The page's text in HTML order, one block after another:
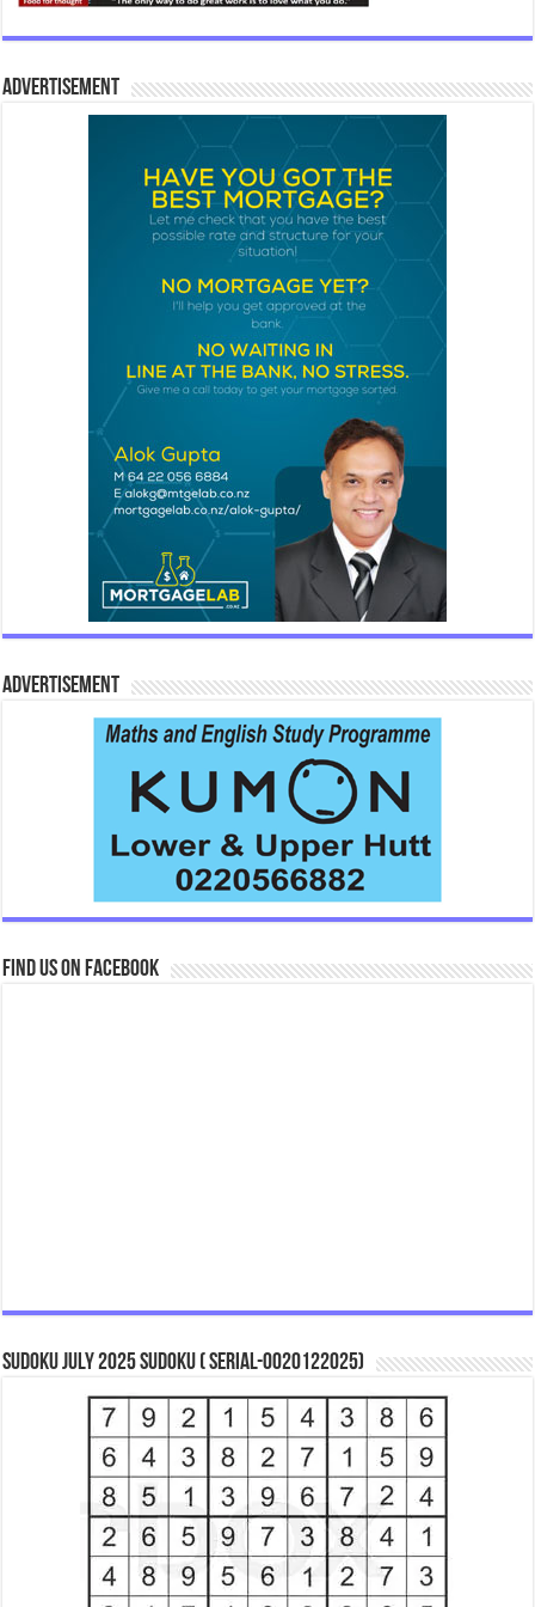
Advertisement
Advertisement
Find us on Facebook
Sudoku July 2025 Sudoku ( Serial-0020122025)